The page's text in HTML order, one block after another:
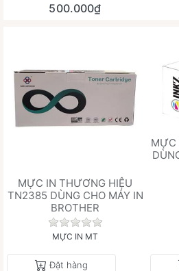
500.000₫
MỰC IN THƯƠNG HIỆU
TN2385 DÙNG CHO MÁY IN
BROTHER
Chưa có đánh giá nào
MỰC IN MT
Đặt hàng
MỰC